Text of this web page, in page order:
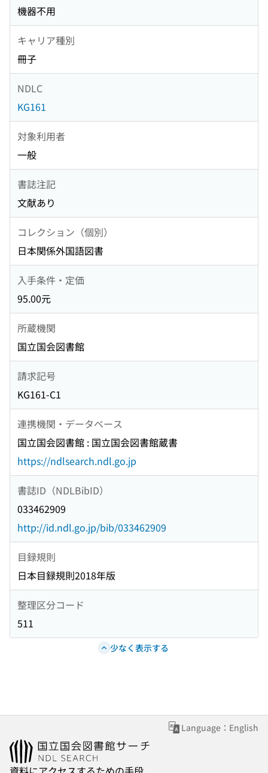
機器不用
キャリア種別
冊子
NDLC
KG161
対象利用者
一般
書誌注記
文献あり
コレクション（個別）
日本関係外国語図書
入手条件・定価
95.00元
所蔵機関
国立国会図書館
請求記号
KG161-C1
連携機関・データベース
国立国会図書館 : 国立国会図書館蔵書
https://ndlsearch.ndl.go.jp
書誌ID（NDLBibID）
033462909
http://id.ndl.go.jp/bib/033462909
目録規則
日本目録規則2018年版
整理区分コード
511
少なく表示する
Language：English